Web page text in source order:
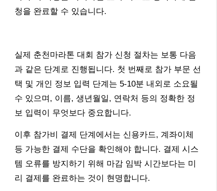
청을 완료할 수 있습니다.
실제 춘천마라톤 대회 참가 신청 절차는 보통 다음
과 같은 단계로 진행됩니다. 첫 번째로 참가 부문 선
택 및 개인 정보 입력 단계는 5-10분 내외로 소요될
수 있으며, 이름, 생년월일, 연락처 등의 정확한 정
보 입력이 무엇보다 중요합니다.
이후 참가비 결제 단계에서는 신용카드, 계좌이체
등 가능한 결제 수단을 확인해야 합니다. 결제 시스
템 오류를 방지하기 위해 마감 임박 시간보다는 미
리 결제를 완료하는 것이 현명합니다.